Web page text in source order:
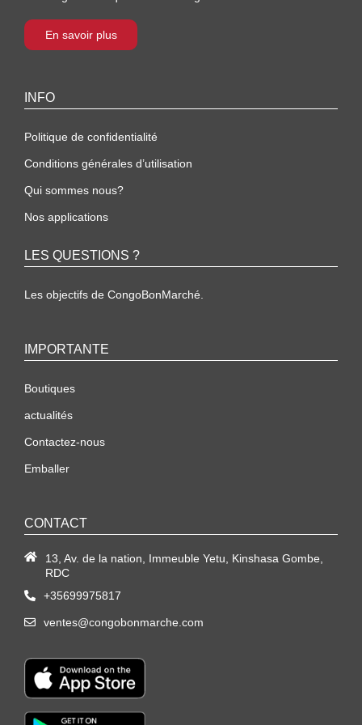
En savoir plus
INFO
Politique de confidentialité
Conditions générales d’utilisation
Qui sommes nous?
Nos applications
LES QUESTIONS ?
Les objectifs de CongoBonMarché.
IMPORTANTE
Boutiques
actualités
Contactez-nous
Emballer
CONTACT
13, Av. de la nation, Immeuble Yetu, Kinshasa Gombe,
RDC
+35699975817
ventes@congobonmarche.com